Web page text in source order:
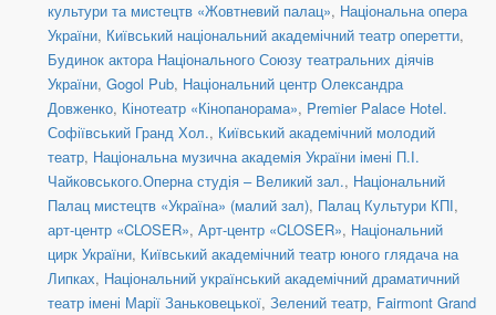
культури та мистецтв «Жовтневий палац», Національна опера
України, Київський національний академічний театр оперетти,
Будинок актора Національного Союзу театральних діячів
України, Gogol Pub, Національний центр Олександра
Довженко, Кінотеатр «Кінопанорама», Premier Palace Hotel.
Софіївський Гранд Хол., Київський академічний молодий
театр, Національна музична академія України імені П.І.
Чайковського.Оперна студія – Великий зал., Національний
Палац мистецтв «Україна» (малий зал), Палац Культури КПІ,
арт-центр «CLOSER», Арт-центр «CLOSER», Національний
цирк України, Київський академічний театр юного глядача на
Липках, Національний український академічний драматичний
театр імені Марії Заньковецької, Зелений театр, Fairmont Grand